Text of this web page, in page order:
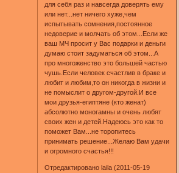
для себя раз и навсегда доверять ему
или нет...нет ничего хуже,чем
испытывать сомнения,постоянное
недоверие и молчать об этом...Если же
ваш МЧ просит у Вас подарки и деньги
думаю стоит задуматься об этом...А
про многоженство это большей частью
чушь.Если человек счастлив в браке и
любит и любим,то он никогда в жизни и
не помыслит о другом-другой.И все
мои друзья-египтяне (кто женат)
абсолютно моногамны и очень любят
своих жен и детей.Надеюсь это как то
поможет Вам...не торопитесь
принимать решение...Желаю Вам удачи
и огромного счастья!!!
Отредактировано laila (2011-05-19